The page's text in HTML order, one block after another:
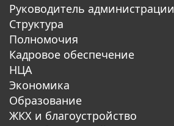
Руководитель администрации
Структура
Полномочия
Кадровое обеспечение
НЦА
Экономика
Образование
ЖКХ и благоустройство